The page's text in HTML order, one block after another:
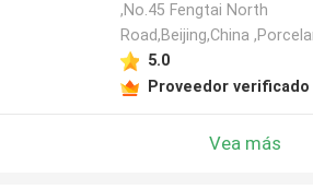
,No.45 Fengtai North
Road,Beijing,China
5.0
Proveedor verificado
Vea más